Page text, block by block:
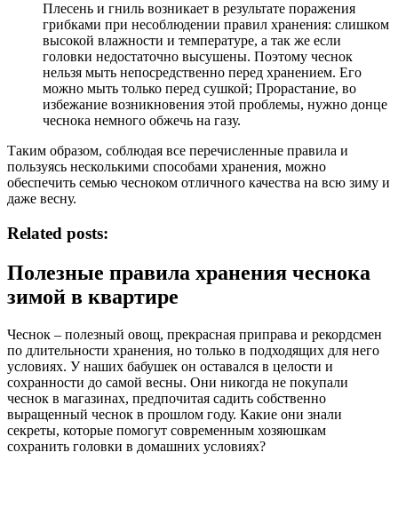
Плесень и гниль возникает в результате поражения
грибками при несоблюдении правил хранения: слишком
высокой влажности и температуре, а так же если
головки недостаточно высушены. Поэтому чеснок
нельзя мыть непосредственно перед хранением. Его
можно мыть только перед сушкой; Прорастание, во
избежание возникновения этой проблемы, нужно донце
чеснока немного обжечь на газу.
Таким образом, соблюдая все перечисленные правила и
пользуясь несколькими способами хранения, можно
обеспечить семью чесноком отличного качества на всю зиму и
даже весну.
Related posts:
Полезные правила хранения чеснока
зимой в квартире
Чеснок – полезный овощ, прекрасная приправа и рекордсмен
по длительности хранения, но только в подходящих для него
условиях. У наших бабушек он оставался в целости и
сохранности до самой весны. Они никогда не покупали
чеснок в магазинах, предпочитая садить собственно
выращенный чеснок в прошлом году. Какие они знали
секреты, которые помогут современным хозяюшкам
сохранить головки в домашних условиях?